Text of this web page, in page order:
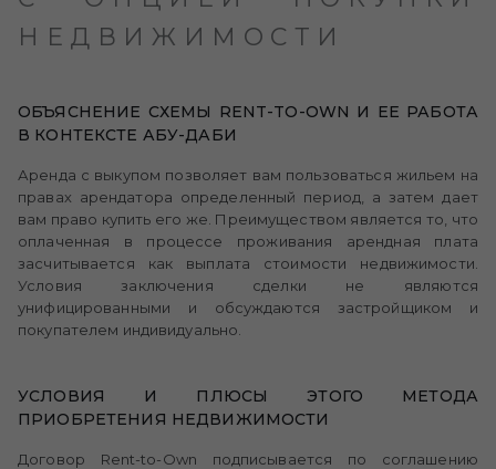
НЕДВИЖИМОСТИ
ОБЪЯСНЕНИЕ СХЕМЫ RENT-TO-OWN И ЕЕ РАБОТА
В КОНТЕКСТЕ АБУ-ДАБИ
Аренда с выкупом позволяет вам пользоваться жильем на
правах арендатора определенный период, а затем дает
вам право купить его же. Преимуществом является то, что
оплаченная в процессе проживания арендная плата
засчитывается как выплата стоимости недвижимости.
Условия заключения сделки не являются
унифицированными и обсуждаются застройщиком и
покупателем индивидуально.
УСЛОВИЯ И ПЛЮСЫ ЭТОГО МЕТОДА
ПРИОБРЕТЕНИЯ НЕДВИЖИМОСТИ
Договор Rent-to-Own подписывается по соглашению